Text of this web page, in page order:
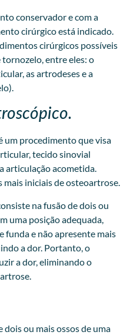
conservador e com a
cirúrgico está indicado.
cirúrgicos possíveis
entre eles: o
as artrodeses e a
um procedimento que visa
tecido sinovial
articulação acometida.
mais iniciais de osteoartrose.
na fusão de dois ou
uma posição adequada,
funda e não apresente mais
a dor. Portanto, o
a dor, eliminando o
ou mais ossos de uma